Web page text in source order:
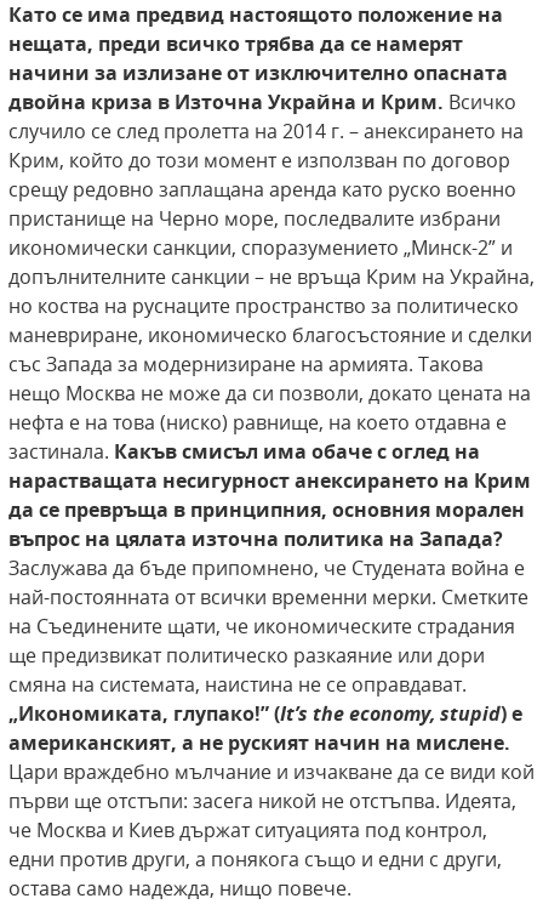
Като се има предвид настоящото положение на
нещата, преди всичко трябва да се намерят
начини за излизане от изключително опасната
двойна криза в Източна Украйна и Крим. Всичко
случило се след пролетта на 2014 г. – анексирането на
Крим, който до този момент е използван по договор
срещу редовно заплащана аренда като руско военно
пристанище на Черно море, последвалите избрани
икономически санкции, споразумението „Минск-2” и
допълнителните санкции – не връща Крим на Украйна,
но коства на руснаците пространство за политическо
маневриране, икономическо благосъстояние и сделки
със Запада за модернизиране на армията. Такова
нещо Москва не може да си позволи, докато цената на
нефта е на това (ниско) равнище, на което отдавна е
застинала. Какъв смисъл има обаче с оглед на
нарастващата несигурност анексирането на Крим
да се превръща в принципния, основния морален
въпрос на цялата източна политика на Запада?
Заслужава да бъде припомнено, че Студената война е
най-постоянната от всички временни мерки. Сметките
на Съединените щати, че икономическите страдания
ще предизвикат политическо разкаяние или дори
смяна на системата, наистина не се оправдават.
„Икономиката, глупако!” (It’s the economy, stupid) е
американският, а не руският начин на мислене.
Цари враждебно мълчание и изчакване да се види кой
първи ще отстъпи: засега никой не отстъпва. Идеята,
че Москва и Киев държат ситуацията под контрол,
едни против други, а понякога също и едни с други,
остава само надежда, нищо повече.